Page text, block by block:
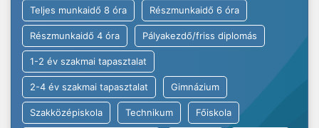
Teljes munkaidő 8 óra Részmunkaidő 6 óra
Részmunkaidő 4 óra Pályakezdő/friss diplomás
1-2 év szakmai tapasztalat
2-4 év szakmai tapasztalat Gimnázium
Szakközépiskola Technikum Főiskola